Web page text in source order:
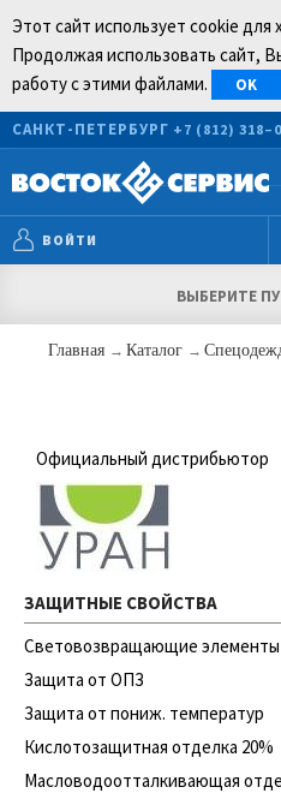
Этот сайт использует cookie для
Продолжая использовать сайт,
работу с этими файлами.
OK
САНКТ-ПЕТЕРБУРГ +7 (812)
ВОЙТИ
ВЫБЕРИТЕ
Главная → Каталог →
Официальный дистрибьютор
ЗАЩИТНЫЕ СВОЙСТВА
Световозвращающие элементы
Защита от ОПЗ
Защита от пониж. температур
Кислотозащитная отделка 20%
Масловодоотталкивающая